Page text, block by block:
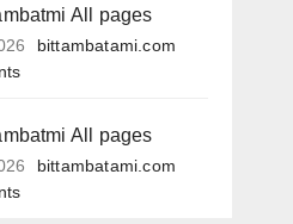
All pages
bittambatami.com
All pages
bittambatami.com